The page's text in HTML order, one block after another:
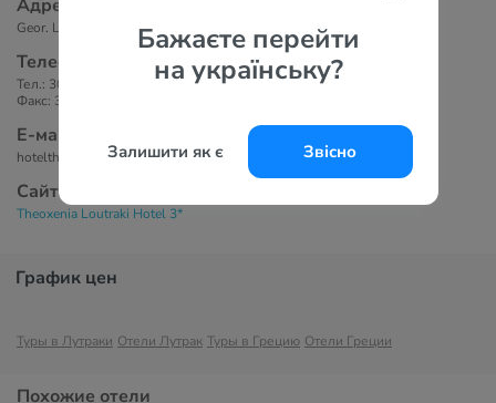
Бажаєте перейти
на українську?
Залишити як є Звісно
Адрес
Geor. Lekka 17, Loutraki 203 00, Греция
Телефоны
Тел.: 30 2744 022 257
Факс: 30 2744 028 166
Е-маil
hoteltheoxenia@hotmail.com
Сайт
Theoxenia Loutraki Hotel 3*
График цен
Туры в Лутраки Отели Лутрак Туры в Грецию Отели Греции
Похожие отели